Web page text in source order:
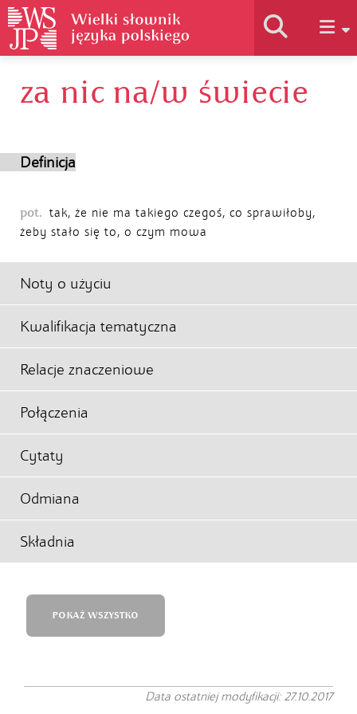
Historia słownika
za nic na/w świecie
Definicja
pot. tak, że nie ma takiego czegoś, co sprawiłoby,
żeby stało się to, o czym mowa
Noty o użyciu
Kwalifikacja tematyczna
Relacje znaczeniowe
Połączenia
Cytaty
Odmiana
Składnia
POKAŻ WSZYSTKO
Data ostatniej modyfikacji: 27.10.2017